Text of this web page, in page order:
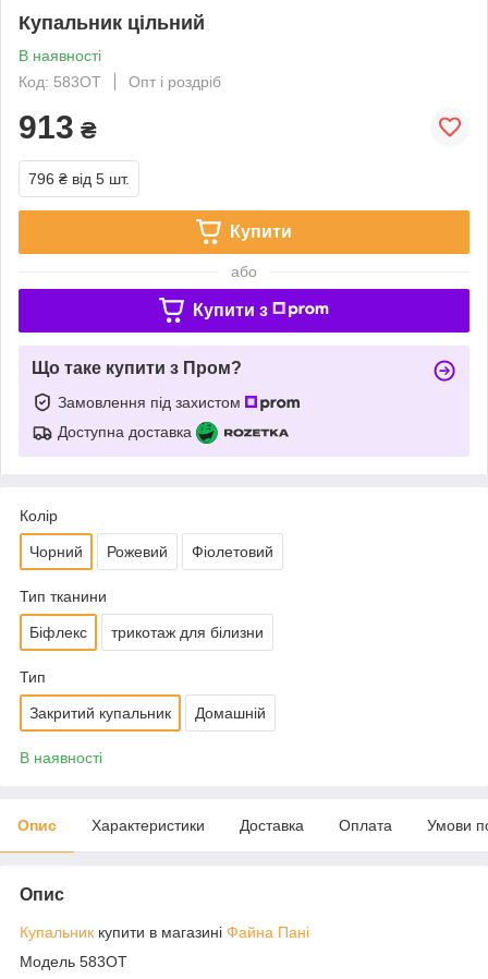
Купальник цільний
В наявності
Код: 583ОТ
Опт і роздріб
913 ₴
796 ₴ від 5 шт.
Купити
або
Купити з
Що таке купити з Пром?
Замовлення під захистом
Доступна доставка
Колір
Чорний Рожевий Фіолетовий
Тип тканини
Біфлекс трикотаж для білизни
Тип
Закритий купальник Домашній
В наявності
Опис Характеристики Доставка Оплата Умови
Опис
Купальник купити в магазині Файна Пані
Модель 583ОТ